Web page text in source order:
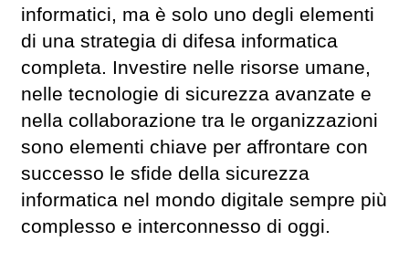
informatici, ma è solo uno degli elementi
di una strategia di difesa informatica
completa. Investire nelle risorse umane,
nelle tecnologie di sicurezza avanzate e
nella collaborazione tra le organizzazioni
sono elementi chiave per affrontare con
successo le sfide della sicurezza
informatica nel mondo digitale sempre più
complesso e interconnesso di oggi.